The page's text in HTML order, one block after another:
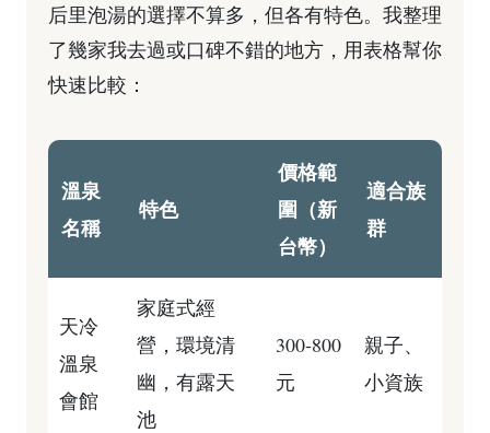
后里泡湯的選擇不算多，但各有特色。我整理
了幾家我去過或口碑不錯的地方，用表格幫你
快速比較：
溫泉
名稱
特色
價格範
圍（新
台幣）
適合族
群
天冷
溫泉
會館
家庭式經
營，環境清
幽，有露天
池
300-800
元
親子、
小資族